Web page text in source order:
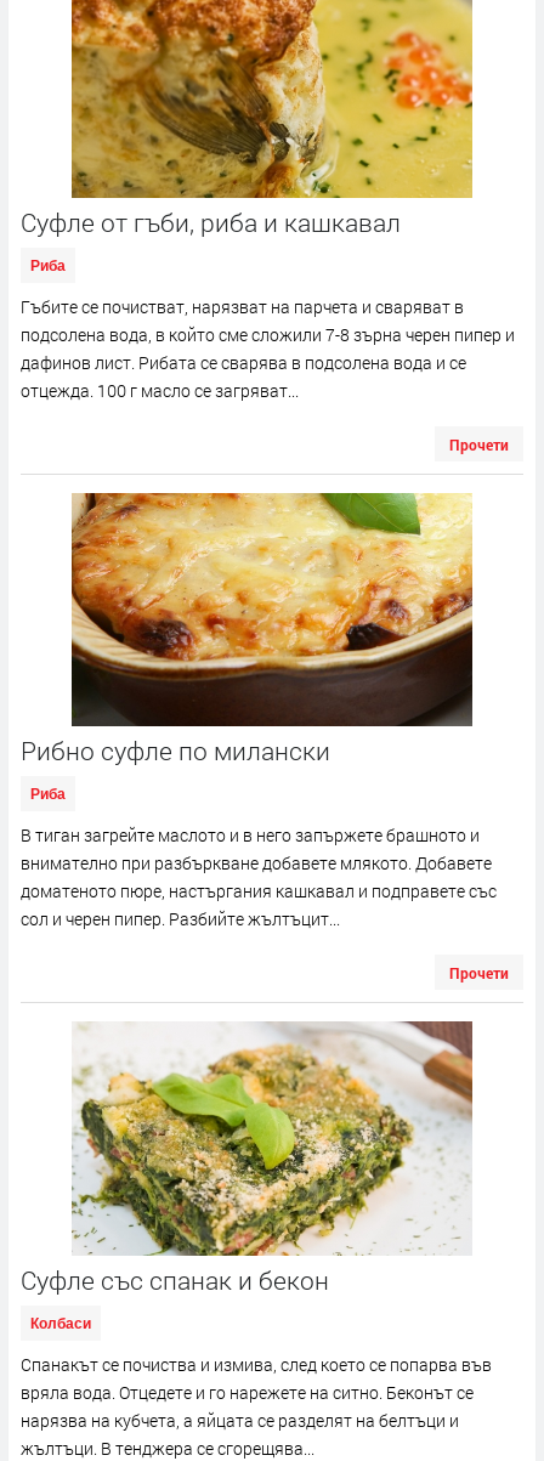
Суфле от гъби, риба и кашкавал
Риба
Гъбите се почистват, нарязват на парчета и сваряват в
подсолена вода, в който сме сложили 7-8 зърна черен пипер и
дафинов лист. Рибата се сварява в подсолена вода и се
отцежда. 100 г масло се загряват...
Прочети
Рибно суфле по милански
Риба
В тиган загрейте маслото и в него запържете брашното и
внимателно при разбъркване добавете млякото. Добавете
доматеното пюре, настъргания кашкавал и подправете със
сол и черен пипер. Разбийте жълтъцит...
Прочети
Суфле със спанак и бекон
Колбаси
Спанакът се почиства и измива, след което се попарва във
вряла вода. Отцедете и го нарежете на ситно. Беконът се
нарязва на кубчета, а яйцата се разделят на белтъци и
жълтъци. В тенджера се сгорещява...